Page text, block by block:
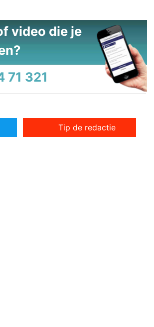
video die je
71 321
Tip de redactie